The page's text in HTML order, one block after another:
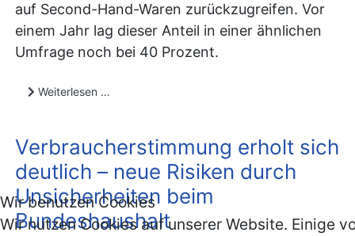
auf Second-Hand-Waren zurückzugreifen. Vor
einem Jahr lag dieser Anteil in einer ähnlichen
Umfrage noch bei 40 Prozent.
Weiterlesen …
Verbraucherstimmung erholt sich
deutlich – neue Risiken durch
Unsicherheiten beim
Bundeshaushalt
Wir benutzen Cookies
Wir nutzen Cookies auf unserer Website. Einige